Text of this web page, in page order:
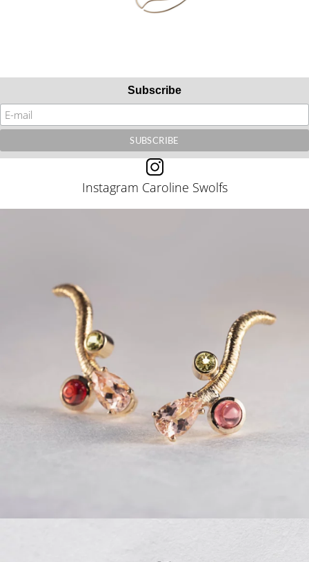
Subscribe
Instagram Caroline Swolfs